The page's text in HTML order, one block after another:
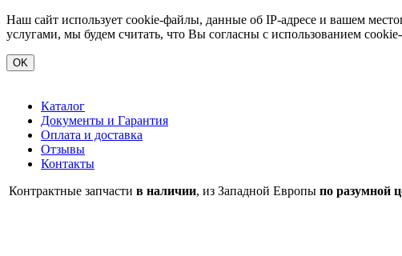
Наш сайт использует cookie-файлы, данные об IP-адресе и вашем
услугами, мы будем считать, что Вы согласны с использованием
OK
Каталог
Документы и Гарантия
Оплата и доставка
Отзывы
Контакты
Контрактные запчасти в наличии, из Западной Европы по разумной